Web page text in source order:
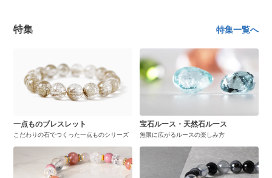
特集 特集一覧へ
一点ものブレスレット
こだわりの石でつくった一点ものシリーズ
宝石ルース・天然石ルース
無限に広がるルースの楽しみ方